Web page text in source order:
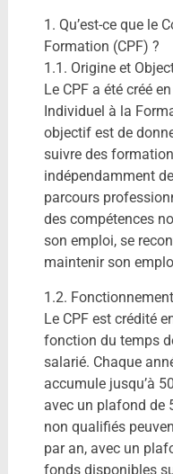
1. Qu’est-ce que le
Formation (CPF) ?
1.1. Origine et
Le CPF a été créé
Individuel à la
objectif est de
suivre des
indépendamment
parcours
des compétences
son emploi, se
maintenir son
1.2.
Le CPF est crédité
fonction du temps
salarié. Chaque
accumule jusqu’à
avec un plafond de
non qualifiés
par an, avec un
fonds disponibles